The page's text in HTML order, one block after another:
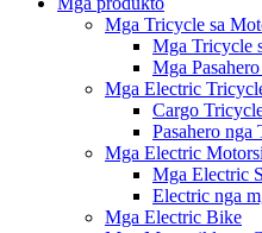
Mga Tricycle sa
Mga Tricycle
Mga
Mga Electric
Cargo
Pasahero nga
Mga Electric
Mga Electric
Electric nga
Mga Electric Bike